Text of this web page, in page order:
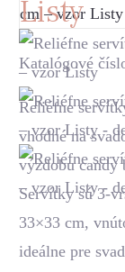
Listy
Katalógové
Reliéfne
vhodné na
výzdobu candy
Servítky sú 3-
33×33 cm,
ideálne pre